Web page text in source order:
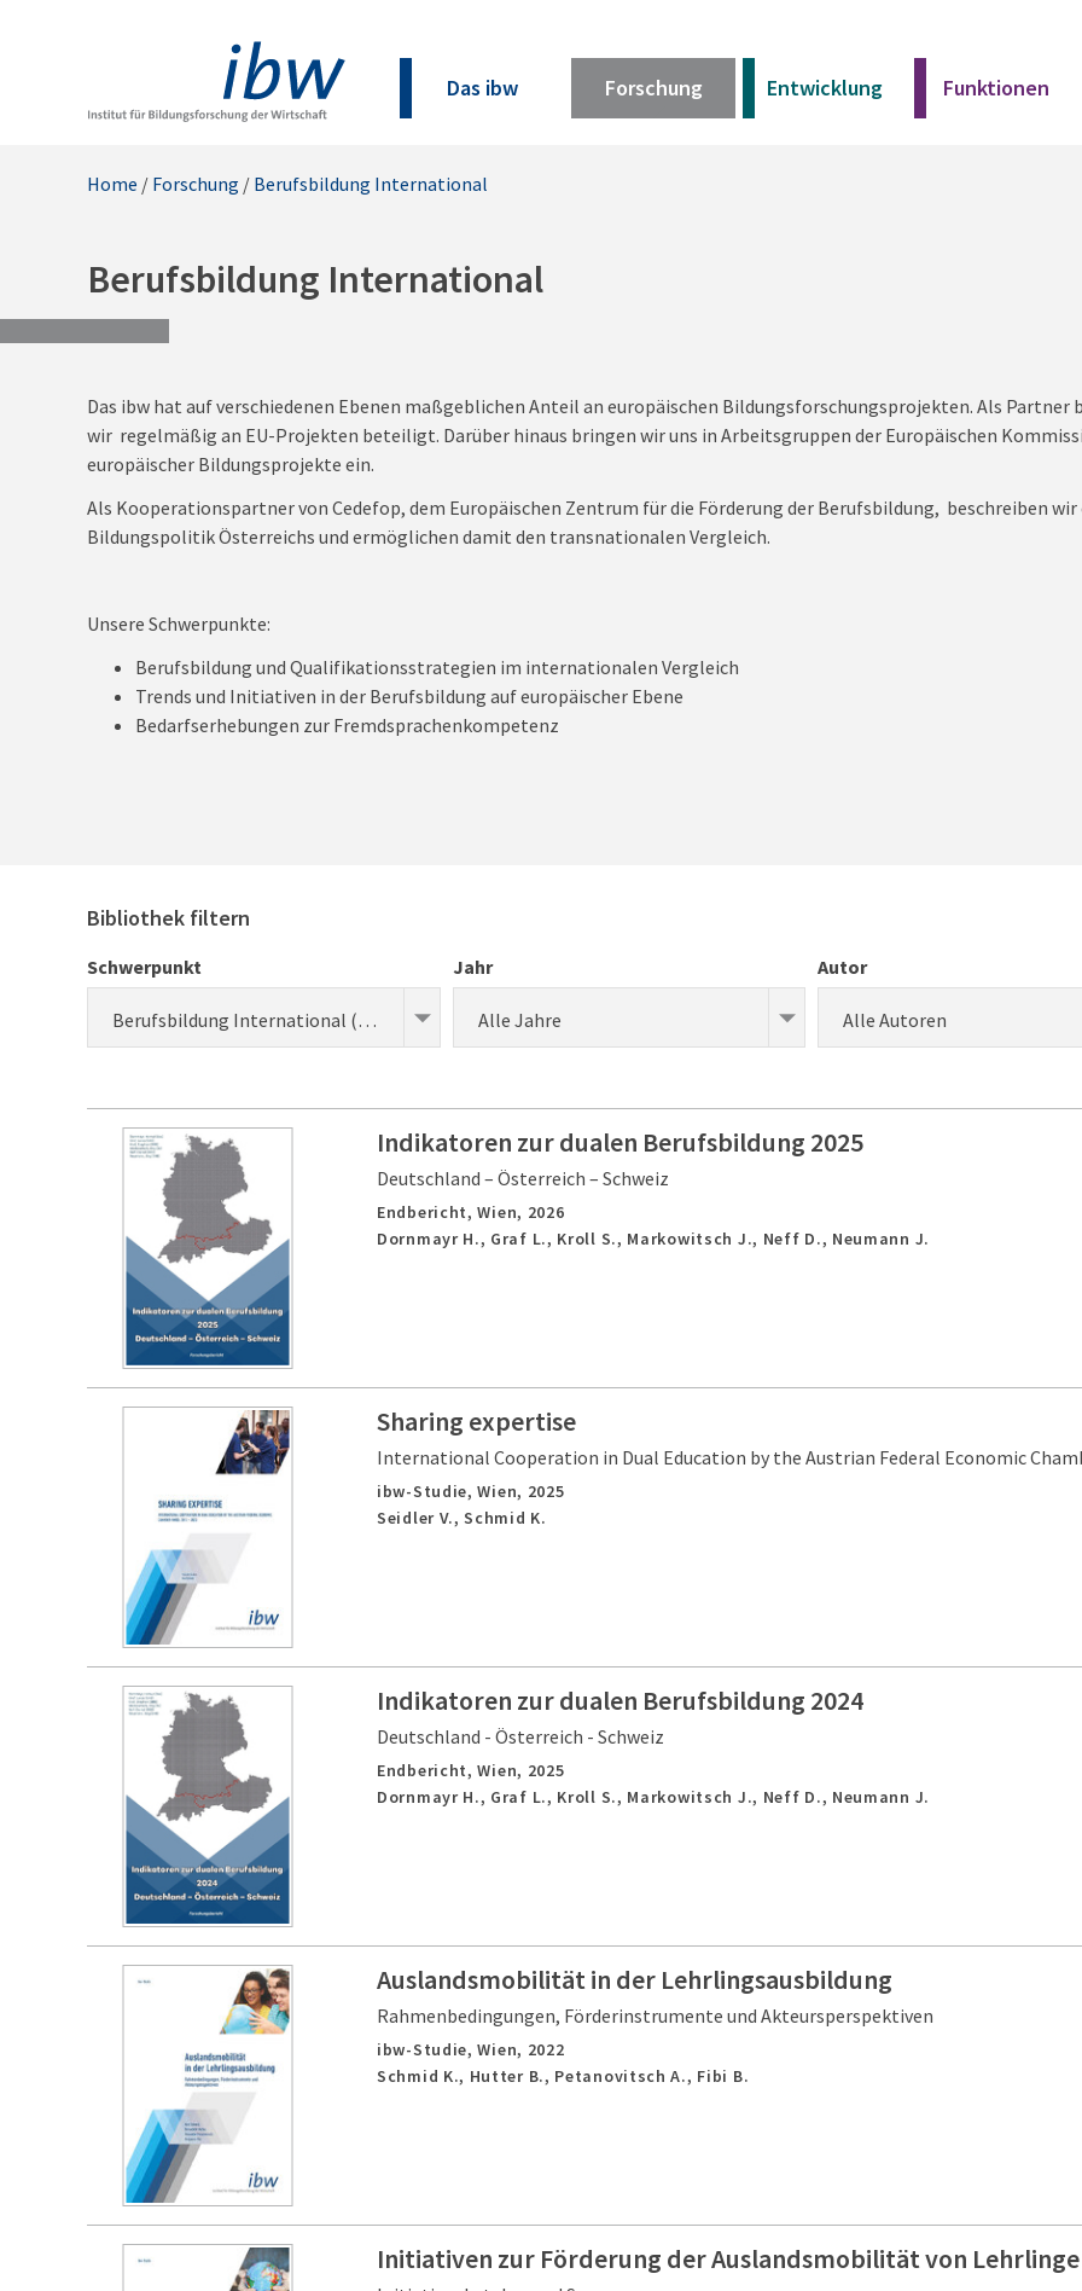
Das ibw Forschung Entwicklung Funktionen
Kurz erklärt
Home / Forschung / Berufsbildung International
Berufsbildung International
Das ibw hat auf verschiedenen Ebenen maßgeblichen Anteil an europäischen Bildungsforschungsprojekten. Als Partner
wir regelmäßig an EU-Projekten beteiligt. Darüber hinaus bringen wir uns in Arbeitsgruppen der Europäischen
europäischer Bildungsprojekte ein.
Als Kooperationspartner von Cedefop, dem Europäischen Zentrum für die Förderung der Berufsbildung, beschreiben
Bildungspolitik Österreichs und ermöglichen damit den transnationalen Vergleich.
Unsere Schwerpunkte:
Berufsbildung und Qualifikationsstrategien im internationalen Vergleich
Trends und Initiativen in der Berufsbildung auf europäischer Ebene
Bedarfserhebungen zur Fremdsprachenkompetenz
Bibliothek filtern
Schwerpunkt
Berufsbildung International (Forschung)
Jahr
Alle Jahre
Autor
Alle Autoren
Indikatoren zur dualen Berufsbildung 2025
Deutschland – Österreich – Schweiz
Endbericht,Wien, 2026
Dornmayr H., Graf L., Kroll S., Markowitsch J., Neff D., Neumann J.
Sharing expertise
International Cooperation in Dual Education by the Austrian Federal Economic
ibw-Studie,Wien, 2025
Seidler V., Schmid K.
Indikatoren zur dualen Berufsbildung 2024
Deutschland - Österreich - Schweiz
Endbericht,Wien, 2025
Dornmayr H., Graf L., Kroll S., Markowitsch J., Neff D., Neumann J.
Auslandsmobilität in der Lehrlingsausbildung
Rahmenbedingungen, Förderinstrumente und Akteursperspektiven
ibw-Studie,Wien, 2022
Schmid K., Hutter B., Petanovitsch A., Fibi B.
Initiativen zur Förderung der Auslandsmobilität von